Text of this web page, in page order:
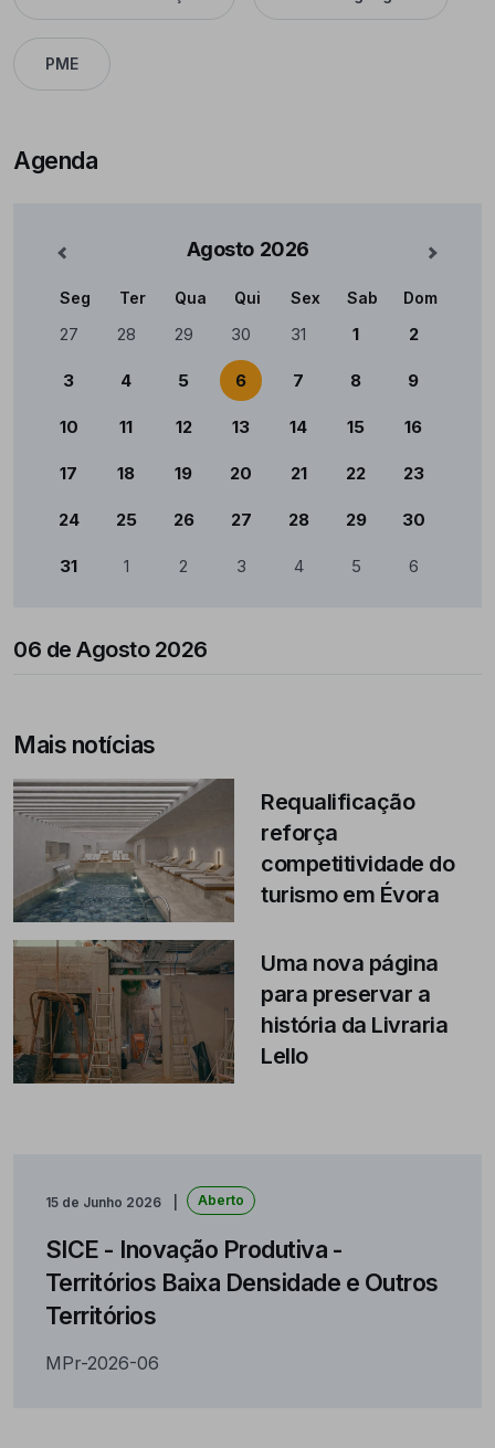
PME
Agenda
Agosto 2026 Mês
Calendário
Seg Ter Qua Qui Sex Sab Dom
27 28 29 30 31 1 2
3 4 5 6 7 8 9
10 11 12 13 14 15 16
17 18 19 20 21 22 23
24 25 26 27 28 29 30
31 1 2 3 4 5 6
06 de Agosto 2026
Mais notícias
Requalificação
reforça
competitividade do
turismo em Évora
Uma nova página
para preservar a
história da Livraria
Lello
15 de Junho 2026 Aberto
SICE - Inovação Produtiva -
Territórios Baixa Densidade e Outros
Territórios
MPr-2026-06